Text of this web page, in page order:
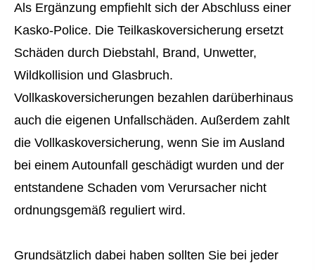
Als Ergänzung empfiehlt sich der Abschluss einer
Kasko-Police. Die Teilkaskoversicherung ersetzt
Schäden durch Diebstahl, Brand, Unwetter,
Wildkollision und Glasbruch.
Vollkaskoversicherungen bezahlen darüberhinaus
auch die eigenen Unfallschäden. Außerdem zahlt
die Vollkaskoversicherung, wenn Sie im Ausland
bei einem Autounfall geschädigt wurden und der
entstandene Schaden vom Verursacher nicht
ordnungsgemäß reguliert wird.
Grundsätzlich dabei haben sollten Sie bei jeder